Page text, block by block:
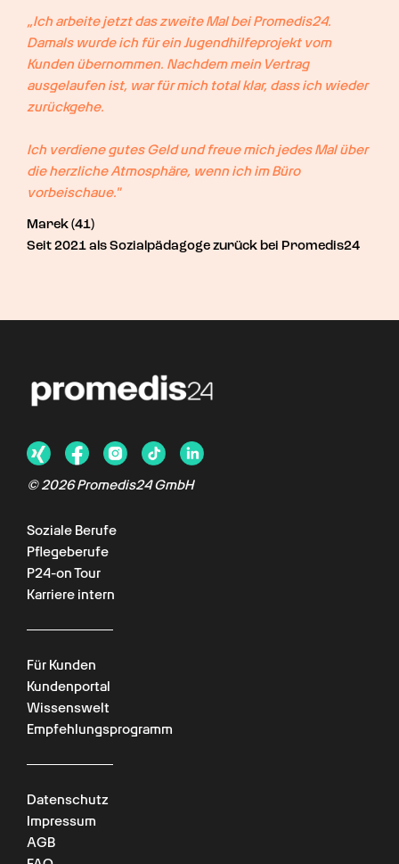
„Ich arbeite jetzt das zweite Mal bei Promedis24.
Damals wurde ich für ein Jugendhilfeprojekt vom
Kunden übernommen. Nachdem mein Vertrag
ausgelaufen ist, war für mich total klar, dass ich wieder
zurückgehe.
Ich verdiene gutes Geld und freue mich jedes Mal über
die herzliche Atmosphäre, wenn ich im Büro
vorbeischaue."
Marek (41)
Seit 2021 als Sozialpädagoge zurück bei Promedis24
©2026Promedis24 GmbH
Soziale Berufe
Pflegeberufe
P24-on Tour
Karriere intern
Für Kunden
Kundenportal
Wissenswelt
Empfehlungsprogramm
Datenschutz
Impressum
AGB